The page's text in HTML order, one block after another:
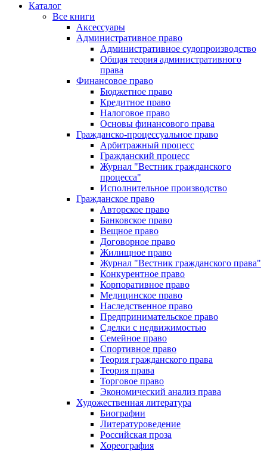
Каталог
Все книги
Аксессуары
Административное право
Административное судопроизводство
Общая теория административного
права
Финансовое право
Бюджетное право
Кредитное право
Налоговое право
Основы финансового права
Гражданско-процессуальное право
Арбитражный процесс
Гражданский процесс
Журнал "Вестник гражданского
процесса"
Исполнительное производство
Гражданское право
Авторское право
Банковское право
Вещное право
Договорное право
Жилищное право
Журнал "Вестник гражданского права"
Конкурентное право
Корпоративное право
Медицинское право
Наследственное право
Предпринимательское право
Сделки с недвижимостью
Семейное право
Спортивное право
Теория гражданского права
Теория права
Торговое право
Экономический анализ права
Художественная литература
Биографии
Литературоведение
Российская проза
Хореография